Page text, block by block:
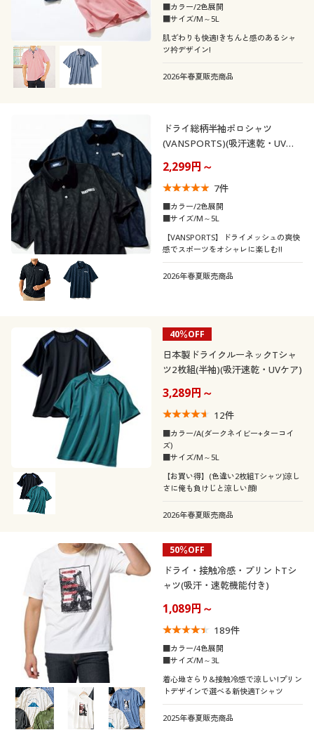
■カラー/2色展開
■サイズ/M～5L
肌ざわりも快適!きちんと感のあるシャ
ツ衿デザイン!
2026年春夏販売商品
ドライ総柄半袖ポロシャツ
(VANSPORTS)(吸汗速乾・UVカ
2,299円～
7件
■カラー/2色展開
■サイズ/M～5L
【VANSPORTS】ドライメッシュの爽快
感でスポーツをオシャレに楽しむ!!
2026年春夏販売商品
40％OFF
日本製ドライクルーネックTシャ
ツ2枚組(半袖)(吸汗速乾・UVケア)
3,289円～
12件
■カラー/A(ダークネイビー+ターコイ
ズ)
■サイズ/M～5L
【お買い得】(色違い2枚組Tシャツ)涼し
さに俺も負けじと涼しい顔!
2026年春夏販売商品
50％OFF
ドライ・接触冷感・プリントTシ
ャツ(吸汗・速乾機能付き)
1,089円～
189件
■カラー/4色展開
■サイズ/M～3L
着心地さらり&接触冷感で涼しい!プリン
トデザインで選べる新快適Tシャツ
2025年春夏販売商品